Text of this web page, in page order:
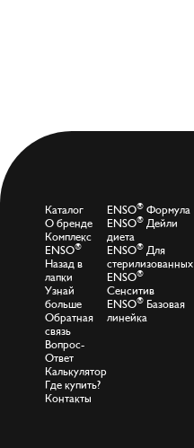
Каталог
О бренде
Комплекс
ENSO®
Назад в
лапки
Узнай
больше
Обратная
связь
Вопрос-
Ответ
Калькулятор
Где купить?
Контакты
ENSO® Формула
ENSO® Дейли
диета
ENSO® Для
стерилизованных
ENSO®
Сенситив
ENSO® Базовая
линейка